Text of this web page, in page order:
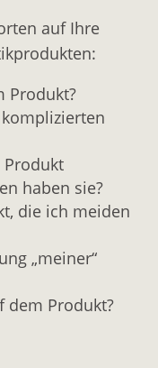
auf Ihre
Produkt?
haben sie?
die ich meiden
„meiner“
dem Produkt?